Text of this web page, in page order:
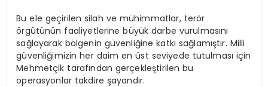
Bu ele geçirilen silah ve mühimmatlar, terör
örgütünün faaliyetlerine büyük darbe vurulmasını
sağlayarak bölgenin güvenliğine katkı sağlamıştır. Milli
güvenliğimizin her daim en üst seviyede tutulması için
Mehmetçik tarafından gerçekleştirilen bu
operasyonlar takdire şayandır.